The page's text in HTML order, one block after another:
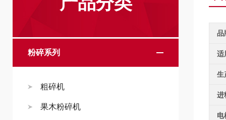
粉碎系列
粗碎机
果木粉碎机
品
适
生
进
电